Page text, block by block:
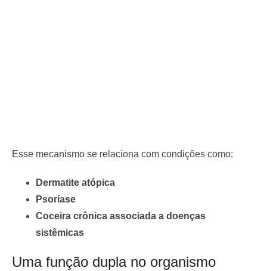
Esse mecanismo se relaciona com condições como:
Dermatite atópica
Psoríase
Coceira crônica associada a doenças
sistêmicas
Uma função dupla no organismo